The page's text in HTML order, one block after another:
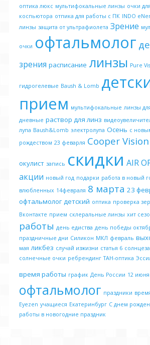
оптика люкс мультифокальные линзы очки
коспьютора отпика для работы с ПК INDO
линзы защита от ультрафиолета Зрение
очки офтальмолог
зрения расписание линзы Pure
гидрогелевые Baush & Lomb
прием мультифокальные линзы
дневные раствор для линз
лупа Baush&Lomb электролупа Осень с
рождеством 23 феварля Cooper Vision
окулист запись скидки AIR
акции новый год подарки работа в новый
влюбленных 14февраля 8 марта 23
офтальмолог детский оптика проверка
Вконтакте прием склеральные линзы хит
работы день едиства день победы
праздничные дни Силикон МКЛ февраль
мая ликбез случай изжизни статья 6
солнечные очки ребрендинг ТАН-оптика
время работы график День России 12 июня
офтальмолог праздники
Eyezen учащиеся Екатеринбург С днем
работы в новогодние праздник